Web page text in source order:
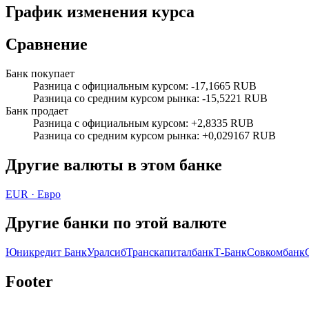
График изменения курса
Сравнение
Банк покупает
Разница с официальным курсом: -17,1665 RUB
Разница со средним курсом рынка: -15,5221 RUB
Банк продает
Разница с официальным курсом: +2,8335 RUB
Разница со средним курсом рынка: +0,029167 RUB
Другие валюты в этом банке
EUR · Евро
Другие банки по этой валюте
Юникредит БанкУралсибТранскапиталбанкТ-БанкСовкомбанк
Footer